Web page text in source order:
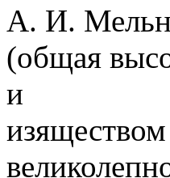
А. И.
(общая
и